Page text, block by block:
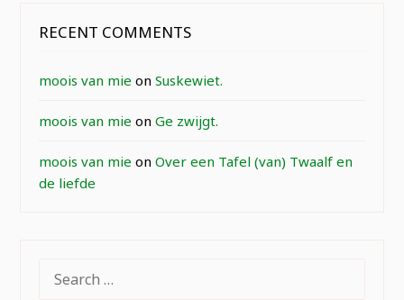
RECENT COMMENTS
moois van mie onSuskewiet.
moois van mie onGe zwijgt.
moois van mie onOver een Tafel (van) Twaalf en
de liefde
FOR: